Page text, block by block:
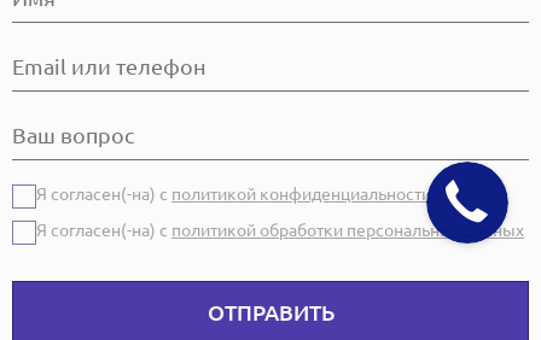
Я согласен(-на) с политикой конфиденциальности
Я согласен(-на) с политикой обработки персональных данных
ОТПРАВИТЬ